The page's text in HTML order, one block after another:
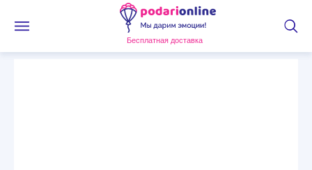
Бесплатная доставка